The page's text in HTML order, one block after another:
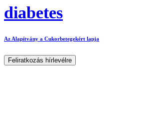
diabetes
Az Alapítvány a Cukorbetegekért lapja